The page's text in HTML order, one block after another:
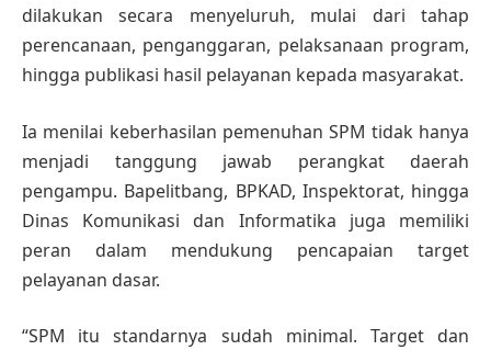
dilakukan secara menyeluruh, mulai dari tahap
perencanaan, penganggaran, pelaksanaan program,
hingga publikasi hasil pelayanan kepada masyarakat.
Ia menilai keberhasilan pemenuhan SPM tidak hanya
menjadi tanggung jawab perangkat daerah
pengampu. Bapelitbang, BPKAD, Inspektorat, hingga
Dinas Komunikasi dan Informatika juga memiliki
peran dalam mendukung pencapaian target
pelayanan dasar.
“SPM itu standarnya sudah minimal. Target dan